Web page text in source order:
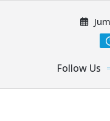
Follow Us